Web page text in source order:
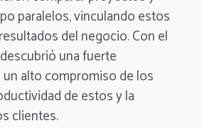
paralelos, vinculando estos
del negocio. Con el
una fuerte
alto compromiso de los
de estos y la
clientes.